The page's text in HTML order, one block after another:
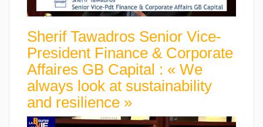
Sherif Tawadros Senior Vice-
President Finance & Corporate
Affaires GB Capital : « We
always look at sustainability
and resilience »